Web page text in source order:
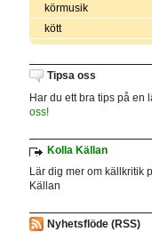
körmusik
kött
Tipsa oss
Har du ett bra tips på en
oss!
Kolla Källan
Lär dig mer om källkritik
Källan
Nyhetsflöde (RSS)